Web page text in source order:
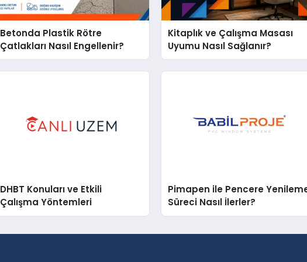
Betonda Plastik Rötre
Çatlakları Nasıl Engellenir?
Kitaplık ve Çalışma Masası
Uyumu Nasıl Sağlanır?
DHBT Konuları ve Etkili
Çalışma Yöntemleri
Pimapen ile Pencere
Süreci Nasıl İlerler?